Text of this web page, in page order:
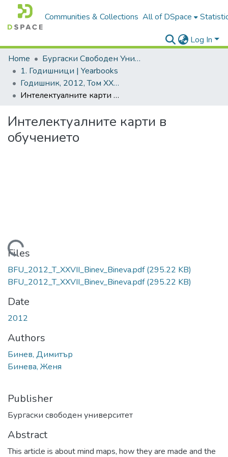
Communities & Collections All of DSpace
Log In
Home
Бургаски Свободен Университет | Burgas Free University
1. Годишници | Yearbooks
Годишник, 2012, Том XXVII
Интелектуалните карти в обучението
Интелектуалните карти в
обучението
Loading...
Files
BFU_2012_T_XXVII_Binev_Bineva.pdf(295.22 KB)
BFU_2012_T_XXVII_Binev_Bineva.pdf(295.22 KB)
Date
2012
Authors
Бинев, Димитър
Бинева, Женя
Publisher
Бургаски свободен университет
Abstract
This article is about mind maps, how they are made and the